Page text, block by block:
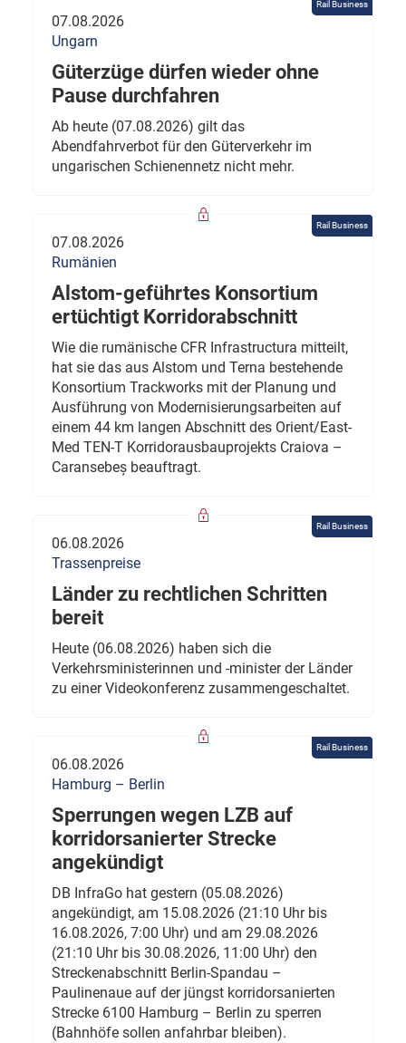
Rail Business
07.08.2026
Ungarn
Güterzüge dürfen wieder ohne
Pause durchfahren
Ab heute (07.08.2026) gilt das
Abendfahrverbot für den Güterverkehr im
ungarischen Schienennetz nicht mehr.
Rail Business
07.08.2026
Rumänien
Alstom-geführtes Konsortium
ertüchtigt Korridorabschnitt
Wie die rumänische CFR Infrastructura mitteilt,
hat sie das aus Alstom und Terna bestehende
Konsortium Trackworks mit der Planung und
Ausführung von Modernisierungsarbeiten auf
einem 44 km langen Abschnitt des Orient/East-
Med TEN-T Korridorausbauprojekts Craiova –
Caransebeș beauftragt.
Rail Business
06.08.2026
Trassenpreise
Länder zu rechtlichen Schritten
bereit
Heute (06.08.2026) haben sich die
Verkehrsministerinnen und -minister der Länder
zu einer Videokonferenz zusammengeschaltet.
Rail Business
06.08.2026
Hamburg – Berlin
Sperrungen wegen LZB auf
korridorsanierter Strecke
angekündigt
DB InfraGo hat gestern (05.08.2026)
angekündigt, am 15.08.2026 (21:10 Uhr bis
16.08.2026, 7:00 Uhr) und am 29.08.2026
(21:10 Uhr bis 30.08.2026, 11:00 Uhr) den
Streckenabschnitt Berlin-Spandau –
Paulinenaue auf der jüngst korridorsanierten
Strecke 6100 Hamburg – Berlin zu sperren
(Bahnhöfe sollen anfahrbar bleiben).